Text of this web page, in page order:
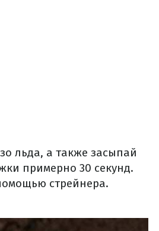
льда, а также засыпай
примерно 30 секунд.
стрейнера.